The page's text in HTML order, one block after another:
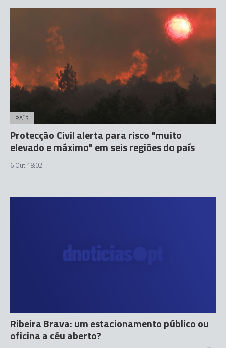
PAÍS
Protecção Civil alerta para risco "muito
elevado e máximo" em seis regiões do país
6 Out 18:02
Ribeira Brava: um estacionamento público ou
oficina a céu aberto?